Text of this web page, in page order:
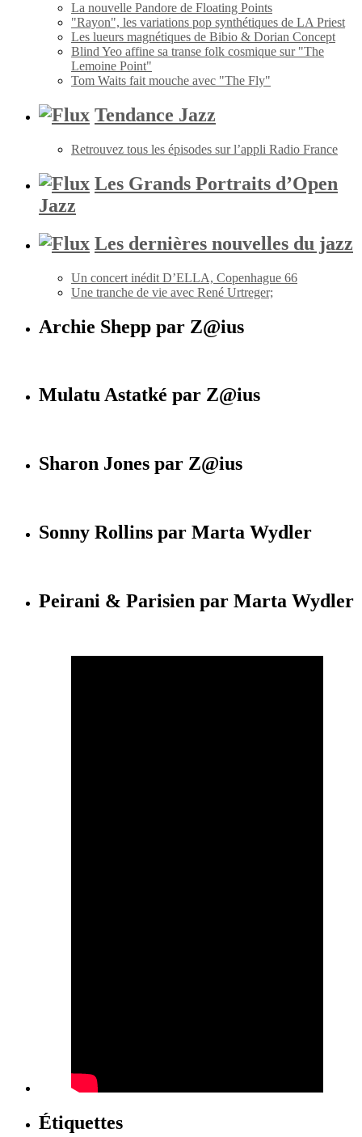
La nouvelle Pandore de Floating Points
"Rayon", les variations pop synthétiques de LA Priest
Les lueurs magnétiques de Bibio & Dorian Concept
Blind Yeo affine sa transe folk cosmique sur "The
Lemoine Point"
Tom Waits fait mouche avec "The Fly"
Tendance Jazz
Retrouvez tous les épisodes sur l’appli Radio France
Les Grands Portraits d’Open
Jazz
Les dernières nouvelles du jazz
Un concert inédit D’ELLA, Copenhague 66
Une tranche de vie avec René Urtreger;
Archie Shepp par Z@ius
Mulatu Astatké par Z@ius
Sharon Jones par Z@ius
Sonny Rollins par Marta Wydler
Peirani & Parisien par Marta Wydler
Étiquettes